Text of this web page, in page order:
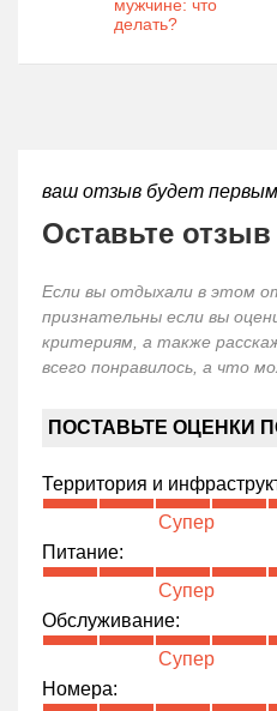
мужчине: что
делать?
ваш отзыв будет первым
Оставьте
Если вы отдыхали в этом
признательны если вы
критериям, а также
всего понравилось, а что
ПОСТАВЬТЕ ОЦЕНКИ
Территория и
Супер
Питание:
Супер
Обслуживание:
Супер
Номера: